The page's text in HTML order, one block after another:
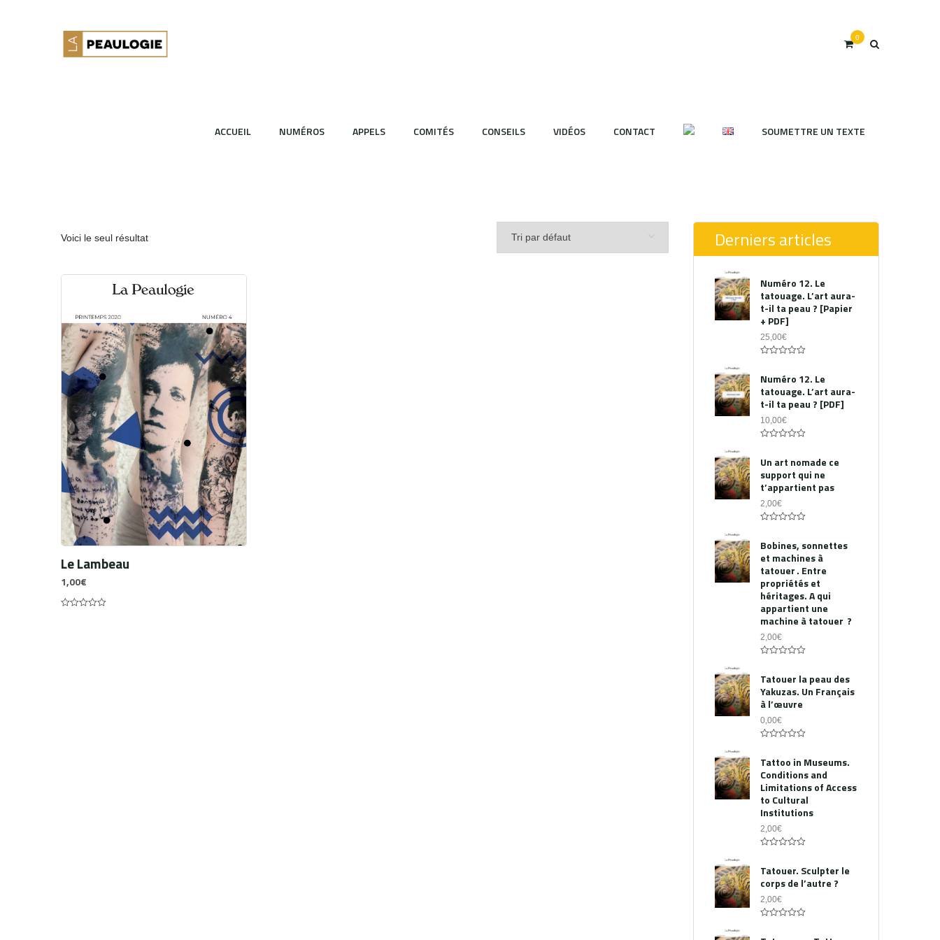
0
ACCUEIL NUMÉROS APPELS COMITÉS CONSEILS VIDÉOS CONTACT SOUMETTRE UN TEXTE
Voici le seul résultat
Le Lambeau
1,00€
Derniers articles
Numéro 12. Le
tatouage. L’art aura-
t-il ta peau ? [Papier
+ PDF]
25,00€
out
of
5
Numéro 12. Le
tatouage. L’art aura-
t-il ta peau ? [PDF]
10,00€
out
of
5
Un art nomade ce
support qui ne
t’appartient pas
2,00€
out
of
5
Bobines, sonnettes
et machines à
tatouer . Entre
propriétés et
héritages. A qui
appartient une
machine à tatouer ?
2,00€
out
of
5
Tatouer la peau des
Yakuzas. Un Français
à l’œuvre
0,00€
out
of
5
Tattoo in Museums.
Conditions and
Limitations of Access
to Cultural
Institutions
2,00€
out
of
5
Tatouer. Sculpter le
corps de l’autre ?
2,00€
out